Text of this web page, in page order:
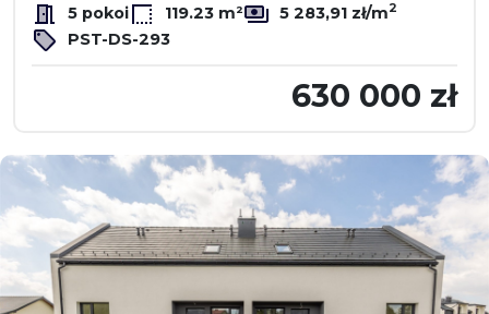
5 pokoi 119.23 m² 5 283,91 zł/m2
PST-DS-293
630 000 zł